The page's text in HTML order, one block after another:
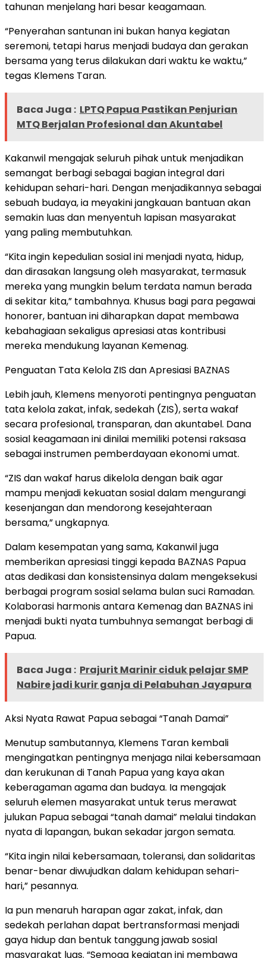
tahunan menjelang hari besar keagamaan.
“Penyerahan santunan ini bukan hanya kegiatan
seremoni, tetapi harus menjadi budaya dan gerakan
bersama yang terus dilakukan dari waktu ke waktu,”
tegas Klemens Taran.
Baca Juga : LPTQ Papua Pastikan Penjurian
MTQ Berjalan Profesional dan Akuntabel
Kakanwil mengajak seluruh pihak untuk menjadikan
semangat berbagi sebagai bagian integral dari
kehidupan sehari-hari. Dengan menjadikannya sebagai
sebuah budaya, ia meyakini jangkauan bantuan akan
semakin luas dan menyentuh lapisan masyarakat
yang paling membutuhkan.
“Kita ingin kepedulian sosial ini menjadi nyata, hidup,
dan dirasakan langsung oleh masyarakat, termasuk
mereka yang mungkin belum terdata namun berada
di sekitar kita,” tambahnya. Khusus bagi para pegawai
honorer, bantuan ini diharapkan dapat membawa
kebahagiaan sekaligus apresiasi atas kontribusi
mereka mendukung layanan Kemenag.
Penguatan Tata Kelola ZIS dan Apresiasi BAZNAS
Lebih jauh, Klemens menyoroti pentingnya penguatan
tata kelola zakat, infak, sedekah (ZIS), serta wakaf
secara profesional, transparan, dan akuntabel. Dana
sosial keagamaan ini dinilai memiliki potensi raksasa
sebagai instrumen pemberdayaan ekonomi umat.
“ZIS dan wakaf harus dikelola dengan baik agar
mampu menjadi kekuatan sosial dalam mengurangi
kesenjangan dan mendorong kesejahteraan
bersama,” ungkapnya.
Dalam kesempatan yang sama, Kakanwil juga
memberikan apresiasi tinggi kepada BAZNAS Papua
atas dedikasi dan konsistensinya dalam mengeksekusi
berbagai program sosial selama bulan suci Ramadan.
Kolaborasi harmonis antara Kemenag dan BAZNAS ini
menjadi bukti nyata tumbuhnya semangat berbagi di
Papua.
Baca Juga : Prajurit Marinir ciduk pelajar SMP
Nabire jadi kurir ganja di Pelabuhan Jayapura
Aksi Nyata Rawat Papua sebagai “Tanah Damai”
Menutup sambutannya, Klemens Taran kembali
mengingatkan pentingnya menjaga nilai kebersamaan
dan kerukunan di Tanah Papua yang kaya akan
keberagaman agama dan budaya. Ia mengajak
seluruh elemen masyarakat untuk terus merawat
julukan Papua sebagai “tanah damai” melalui tindakan
nyata di lapangan, bukan sekadar jargon semata.
“Kita ingin nilai kebersamaan, toleransi, dan solidaritas
benar-benar diwujudkan dalam kehidupan sehari-
hari,” pesannya.
Ia pun menaruh harapan agar zakat, infak, dan
sedekah perlahan dapat bertransformasi menjadi
gaya hidup dan bentuk tanggung jawab sosial
masyarakat luas. “Semoga kegiatan ini membawa